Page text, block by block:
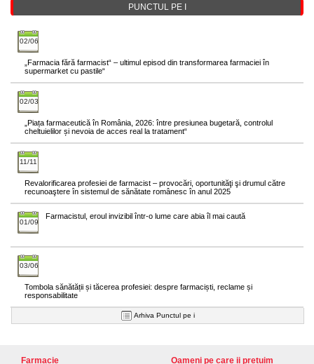
PUNCTUL PE I
02/06
„Farmacia fără farmacist“ – ultimul episod din transformarea farmaciei în
supermarket cu pastile“
02/03
„Piața farmaceutică în România, 2026: între presiunea bugetară, controlul
cheltuielilor și nevoia de acces real la tratament“
11/11
Revalorificarea profesiei de farmacist – provocări, oportunităţi şi drumul către
recunoaştere în sistemul de sănătate românesc în anul 2025
01/09
Farmacistul, eroul invizibil într-o lume care abia îl mai caută
03/06
Tombola sănătății și tăcerea profesiei: despre farmaciști, reclame și
responsabilitate
Arhiva Punctul pe i
Farmacie Oameni pe care ii pretuim